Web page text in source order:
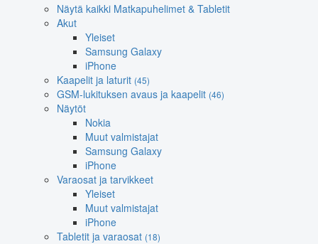
Näytä kaikki Matkapuhelimet & Tabletit
Akut
Yleiset
Samsung Galaxy
iPhone
Kaapelit ja laturit (45)
GSM-lukituksen avaus ja kaapelit (46)
Näytöt
Nokia
Muut valmistajat
Samsung Galaxy
iPhone
Varaosat ja tarvikkeet
Yleiset
Muut valmistajat
iPhone
Tabletit ja varaosat (18)